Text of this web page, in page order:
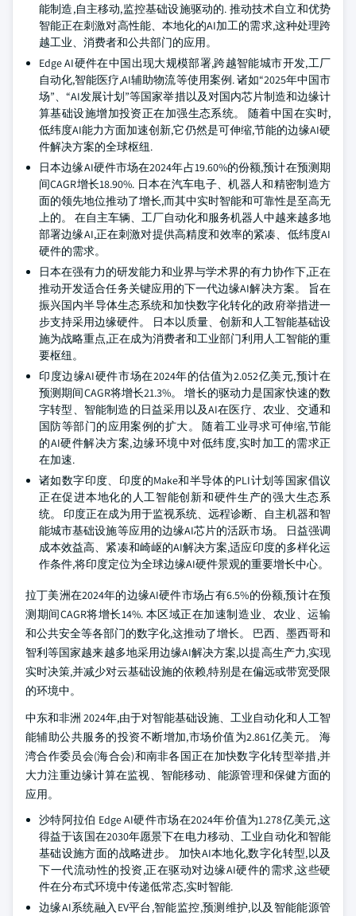
能制造,自主移动,监控基础设施驱动的. 推动技术自立和优势
智能正在刺激对高性能、本地化的AI加工的需求,这种处理跨
越工业、消费者和公共部门的应用。
Edge AI硬件在中国出现大规模部署,跨越智能城市开发,工厂
自动化,智能医疗,AI辅助物流等使用案例. 诸如“2025年中国市
场”、“AI发展计划”等国家举措以及对国内芯片制造和边缘计
算基础设施增加投资正在加强生态系统。 随着中国在实时,
低纬度AI能力方面加速创新,它仍然是可伸缩,节能的边缘AI硬
件解决方案的全球枢纽.
日本边缘AI硬件市场在2024年占19.60%的份额,预计在预测期
间CAGR增长18.90%. 日本在汽车电子、机器人和精密制造方
面的领先地位推动了增长,而其中实时智能和可靠性是至高无
上的。 在自主车辆、工厂自动化和服务机器人中越来越多地
部署边缘AI,正在刺激对提供高精度和效率的紧凑、低纬度AI
硬件的需求。
日本在强有力的研发能力和业界与学术界的有力协作下,正在
推动开发适合任务关键应用的下一代边缘AI解决方案。 旨在
振兴国内半导体生态系统和加快数字化转化的政府举措进一
步支持采用边缘硬件。 日本以质量、创新和人工智能基础设
施为战略重点,正在成为消费者和工业部门利用人工智能的重
要枢纽。
印度边缘AI硬件市场在2024年的估值为2.052亿美元,预计在
预测期间CAGR将增长21.3%。 增长的驱动力是国家快速的数
字转型、智能制造的日益采用以及AI在医疗、农业、交通和
国防等部门的应用案例的扩大。 随着工业寻求可伸缩,节能
的AI硬件解决方案,边缘环境中对低纬度,实时加工的需求正
在加速.
诸如数字印度、印度的Make和半导体的PLI计划等国家倡议
正在促进本地化的人工智能创新和硬件生产的强大生态系
统。 印度正在成为用于监视系统、远程诊断、自主机器和智
能城市基础设施等应用的边缘AI芯片的活跃市场。 日益强调
成本效益高、紧凑和崎岖的AI解决方案,适应印度的多样化运
作条件,将印度定位为全球边缘AI硬件景观的重要增长中心。
拉丁美洲在2024年的边缘AI硬件市场占有6.5%的份额,预计在预
测期间CAGR将增长14%. 本区域正在加速制造业、农业、运输
和公共安全等各部门的数字化,这推动了增长。 巴西、墨西哥和
智利等国家越来越多地采用边缘AI解决方案,以提高生产力,实现
实时决策,并减少对云基础设施的依赖,特别是在偏远或带宽受限
的环境中。
中东和非洲 2024年,由于对智能基础设施、工业自动化和人工智
能辅助公共服务的投资不断增加,市场价值为2.861亿美元。 海
湾合作委员会(海合会)和南非各国正在加快数字化转型举措,并
大力注重边缘计算在监视、智能移动、能源管理和保健方面的
应用。
沙特阿拉伯 Edge AI硬件市场在2024年价值为1.278亿美元,这
得益于该国在2030年愿景下在电力移动、工业自动化和智能
基础设施方面的战略进步。 加快AI本地化,数字化转型,以及
下一代流动性的投资,正在驱动对边缘AI硬件的需求,这些硬
件在分布式环境中传递低常态,实时智能.
边缘AI系统融入EV平台,智能监控,预测维护,以及智能能源管